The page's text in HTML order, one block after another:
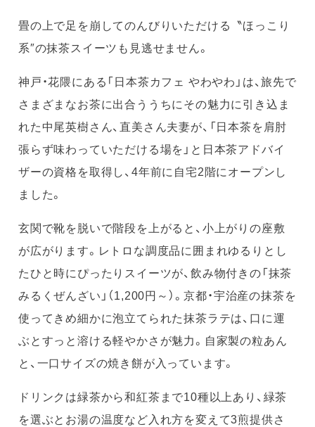
畳の上で足を崩してのんびりいただける〝ほっこり
系″の抹茶スイーツも見逃せません。
神戸・花隈にある「日本茶カフェ やわやわ」は、旅先で
さまざまなお茶に出合ううちにその魅力に引き込ま
れた中尾英樹さん、直美さん夫妻が、「日本茶を肩肘
張らず味わっていただける場を」と日本茶アドバイ
ザーの資格を取得し、4年前に自宅2階にオープンし
ました。
玄関で靴を脱いで階段を上がると、小上がりの座敷
が広がります。レトロな調度品に囲まれゆるりとし
たひと時にぴったりスイーツが、飲み物付きの「抹茶
みるくぜんざい」（1,200円～）。京都・宇治産の抹茶を
使ってきめ細かに泡立てられた抹茶ラテは、口に運
ぶとすっと溶ける軽やかさが魅力。自家製の粒あん
と、一口サイズの焼き餅が入っています。
ドリンクは緑茶から和紅茶まで10種以上あり、緑茶
を選ぶとお湯の温度など入れ方を変えて3煎提供さ